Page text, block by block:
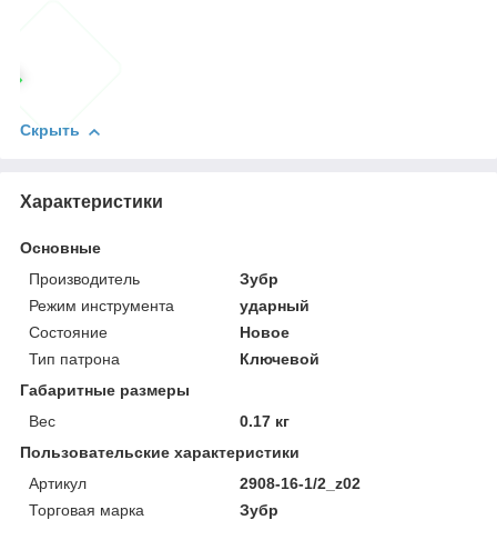
Скрыть
Характеристики
Основные
Производитель
Зубр
Режим инструмента
ударный
Состояние
Новое
Тип патрона
Ключевой
Габаритные размеры
Вес
0.17 кг
Пользовательские характеристики
Артикул
2908-16-1/2_z02
Торговая марка
Зубр